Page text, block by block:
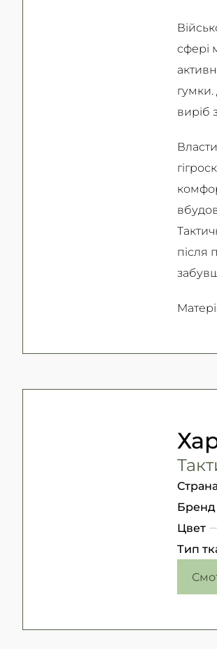
сфері
виріб
після
Бренд
Цвет
Тип